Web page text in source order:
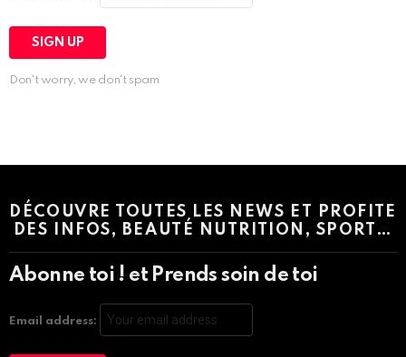
Don't worry, we don't spam
DÉCOUVRE TOUTES LES NEWS ET PROFITE
DES INFOS, BEAUTÉ NUTRITION, SPORT…
Abonne toi ! et Prends soin de toi
Email address: